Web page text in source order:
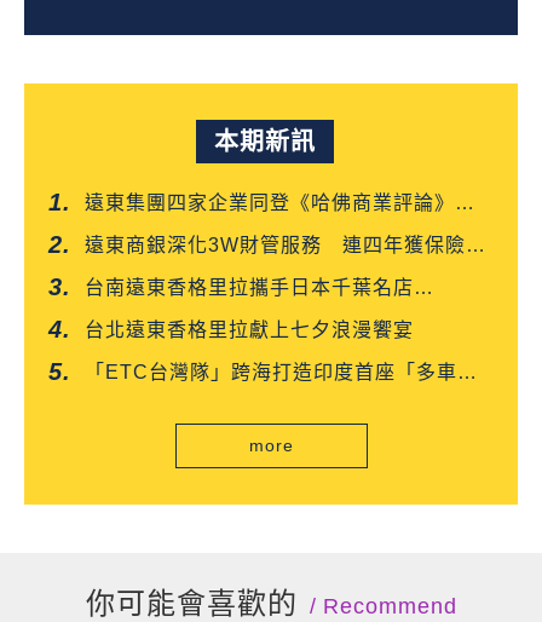
本期新訊
遠東集團四家企業同登《哈佛商業評論》
「台灣企業領袖100強」
遠東商銀深化3W財管服務 連四年獲保險信
望愛雙獎肯定
台南遠東香格里拉攜手日本千葉名店
「CROISSANT」 得獎可頌搶先上市
台北遠東香格里拉獻上七夕浪漫饗宴
「ETC台灣隊」跨海打造印度首座「多車道
more
你可能會喜歡的 Recommend